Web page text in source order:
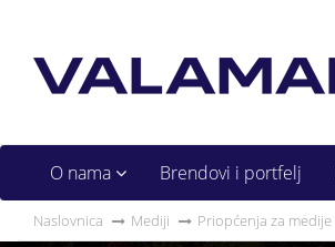
O nama Brendovi i portfelj
Naslovnica Mediji Priopćenja za medije